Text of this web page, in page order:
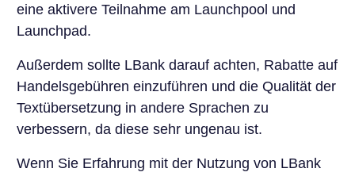
eine aktivere Teilnahme am Launchpool und
Launchpad.
Außerdem sollte LBank darauf achten, Rabatte auf
Handelsgebühren einzuführen und die Qualität der
Textübersetzung in andere Sprachen zu
verbessern, da diese sehr ungenau ist.
Wenn Sie Erfahrung mit der Nutzung von LBank